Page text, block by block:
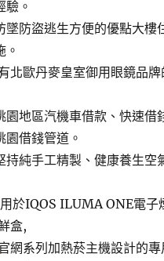
驗。
墜防盜逃生方便的優點大樓
。
北歐丹麥皇室御用眼鏡品
園地區汽機車借款、快速借
園借錢管道。
持純手工精製、健康養生空
於IQOS ILUMA ONE電子
盒,
網系列加熱菸主機設計的